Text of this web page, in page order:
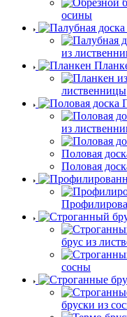
осины
из
лиственницы
из
Половая
Половая
брус из
сосны
бруски из